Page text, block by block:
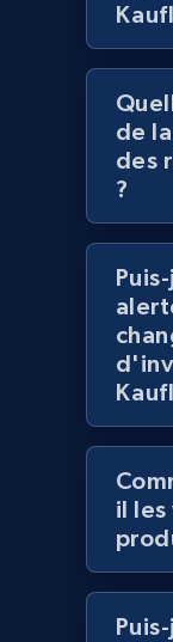
Lazada -
category
URL, Title,
price,
991+
Lazada -
seller URL
URL, Title,
price,
de
des
?
il les